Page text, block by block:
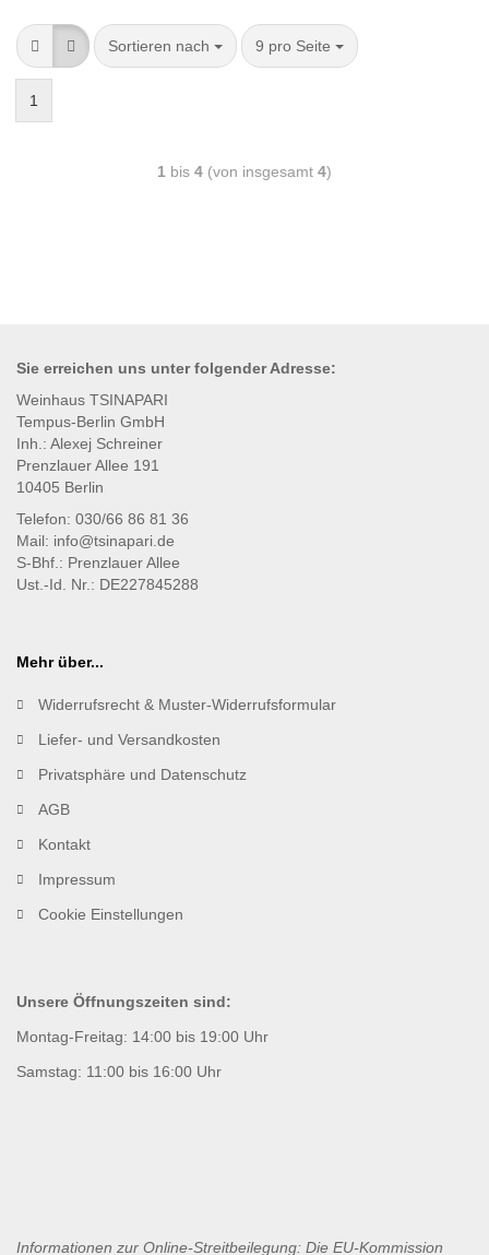
Sortieren nach 9 pro Seite
1
1 bis 4 (von insgesamt 4)
Sie erreichen uns unterfolgenderAdresse:
Weinhaus TSINAPARI
Tempus-Berlin GmbH
Inh.: Alexej Schreiner
Prenzlauer Allee 191
10405 Berlin
Telefon: 030/66 86 81 36
Mail: info@tsinapari.de
S-Bhf.: Prenzlauer Allee
Ust.-Id. Nr.: DE227845288
Mehr über...
Widerrufsrecht & Muster-Widerrufsformular
Liefer- und Versandkosten
Privatsphäre und Datenschutz
AGB
Kontakt
Impressum
Cookie Einstellungen
Unsere Öffnungszeiten sind:
Montag-Freitag: 14:00 bis 19:00 Uhr
Samstag: 11:00 bis 16:00 Uhr
Informationen zur Online-Streitbeilegung: Die EU-Kommission